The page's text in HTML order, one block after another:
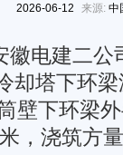
2026-06-12 来源: 中
徽电建二
却塔下环
壁下环梁
，浇筑方